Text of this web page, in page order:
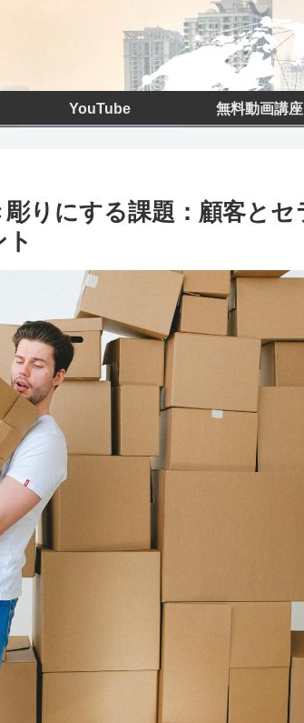
YouTube 無料動画講座
りにする課題：顧客とセ